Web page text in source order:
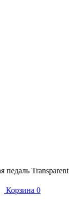
педаль Transparent
Корзина 0